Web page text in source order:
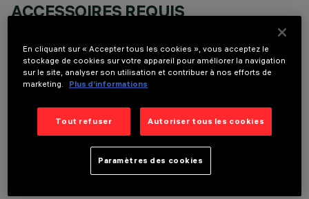
ACCESSOIRES REQUIS
Il est nécessaire de commander l'un des accessoires requis pour installer et utiliser correctement
le produit:
COMPOSANTS OPTIONNELS
En cliquant sur « Accepter tous les cookies », vous acceptez le
stockage de cookies sur votre appareil pour améliorer la navigation
sur le site, analyser son utilisation et contribuer à nos efforts de
marketing.
Plus d’informations
Tout refuser Autoriser tous les cookies
Paramètres des cookies